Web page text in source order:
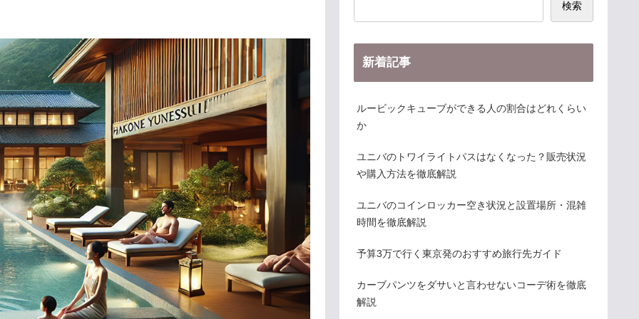
検索
新着記事
ルービックキューブができる人の割合はどれくらい
か
ユニバのトワイライトパスはなくなった？販売状況
や購入方法を徹底解説
ユニバのコインロッカー空き状況と設置場所・混雑
時間を徹底解説
予算3万で行く東京発のおすすめ旅行先ガイド
カーブパンツをダサいと言わせないコーデ術を徹底
解説